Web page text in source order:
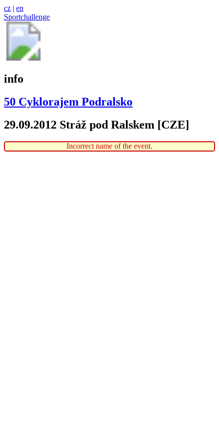
cz | en
Sportchallenge
info
50 Cyklorajem Podralsko
29.09.2012 Stráž pod Ralskem [CZE]
Incorrect name of the event.